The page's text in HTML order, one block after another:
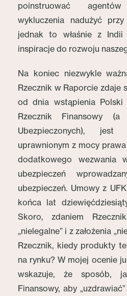
poinstruować
wykluczenia nadużyć
jednak to właśnie z Indii
inspiracje do rozwoju
Na koniec niezwykle
Rzecznik w Raporcie zdaje
od dnia wstąpienia Polski
Rzecznik Finansowy (a
Ubezpieczonych), jest
uprawnionym z mocy
dodatkowego wezwania
ubezpieczeń
ubezpieczeń. Umowy z
końca lat
Skoro, zdaniem
„nielegalne” i z założenia
Rzecznik, kiedy produkty
na rynku? W mojej ocenie
wskazuje, że sposób,
Finansowy, aby